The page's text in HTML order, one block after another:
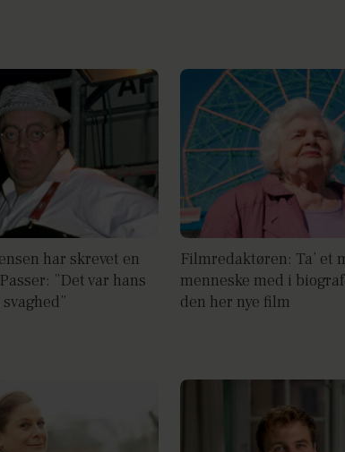
har skrevet en
”Det var hans
Filmredaktøren: Ta’ et
menneske med i
den her nye film